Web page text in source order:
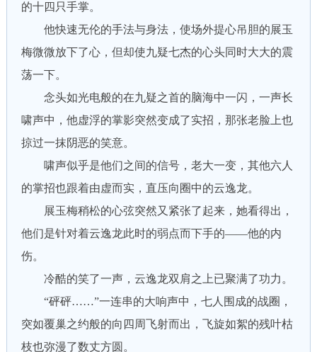
的十四只手掌。
他快速无伦的手法与身法，使场外提心吊胆的展玉
梅微微放下了心，但却使九疑七杰的心头同时大大的震
荡一下。
念头如光电般的在九疑之首的脑海中一闪，一声长
啸声中，他虚浮的掌影突然变成了实招，那张老脸上也
掠过一抹阴恶的笑意。
啸声似乎是他们之间的信号，老大一变，其他六人
的掌招也跟着由虚而实，直压向圈中的云逸龙。
展玉梅稍松的心弦突然又紧张了起来，她看得出，
他们是针对着云逸龙此时的弱点而下手的——他的内
伤。
冷酷的笑了一声，云逸龙双肩之上已聚满了功力。
“砰砰……”一连串的大响声中，七人围成的战圈，
突如覆巢之约般的向四周飞射而出，飞旋如絮的残叶枯
枝也弥漫了数丈方圆。